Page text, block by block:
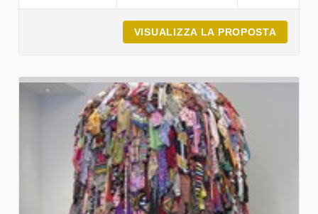
VISUALIZZA LA PROPOSTA